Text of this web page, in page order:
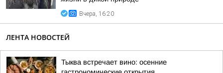
Вчера, 16:20
ЛЕНТА НОВОСТЕЙ
Тыква встречает вино: осенние